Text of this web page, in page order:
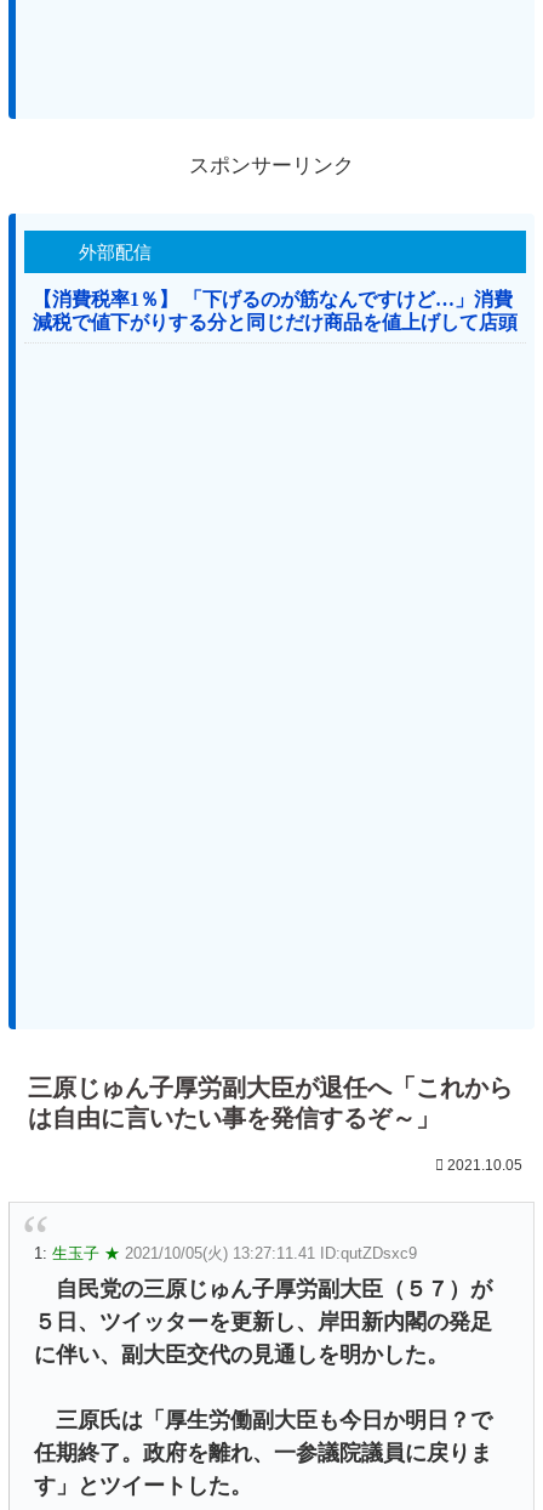
スポンサーリンク
外部配信
【消費税率1％】 「下げるのが筋なんですけど…」消費
減税で値下がりする分と同じだけ商品を値上げして店頭
価格を変えない店も
三原じゅん子厚労副大臣が退任へ「これから
は自由に言いたい事を発信するぞ～」
2021.10.05
1: 生玉子 ★ 2021/10/05(火) 13:27:11.41 ID:qutZDsxc9
自民党の三原じゅん子厚労副大臣（５７）が
５日、ツイッターを更新し、岸田新内閣の発足
に伴い、副大臣交代の見通しを明かした。
三原氏は「厚生労働副大臣も今日か明日？で
任期終了。政府を離れ、一参議院議員に戻りま
す」とツイートした。